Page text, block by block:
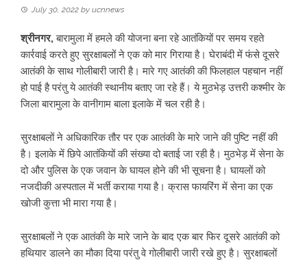
July 30, 2022 by ucnnews
श्रीनगर,बारामुला में हमले की योजना बना रहे आतंकियों पर समय रहते
कार्रवाई करते हुए सुरक्षाबलों ने एक को मार गिराया है। घेराबंदी में फंसे दूसरे
आतंकी के साथ गोलीबारी जारी है। मारे गए आतंकी की फिलहाल पहचान नहीं
हो पाई है परंतु ये आतंकी स्थानीय बताए जा रहे हैं। ये मुठभेड़ उत्तरी कश्मीर के
जिला बारामुला के वानीगाम बाला इलाके में चल रही है।
सुरक्षाबलों ने अधिकारिक तौर पर एक आतंकी के मारे जाने की पुष्टि नहीं की
है। इलाके में छिपे आतंकियों की संख्या दो बताई जा रही है। मुठभेड़ में सेना के
दो और पुलिस के एक जवान के घायल होने की भी सूचना है। घायलों को
नजदीकी अस्पताल में भर्ती कराया गया है। क्रास फायरिंग में सेना का एक
खोजी कुत्ता भी मारा गया है।
सुरक्षाबलों ने एक आतंकी के मारे जाने के बाद एक बार फिर दूसरे आतंकी को
हथियार डालने का मौका दिया परंतु वे गोलीबारी जारी रखे हुए है। सुरक्षाबलों